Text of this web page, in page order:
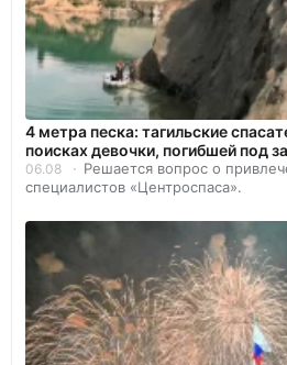
4 метра песка: тагильские
поисках девочки, погибшей под
06.08
Решается вопрос о
специалистов «Центроспаса».